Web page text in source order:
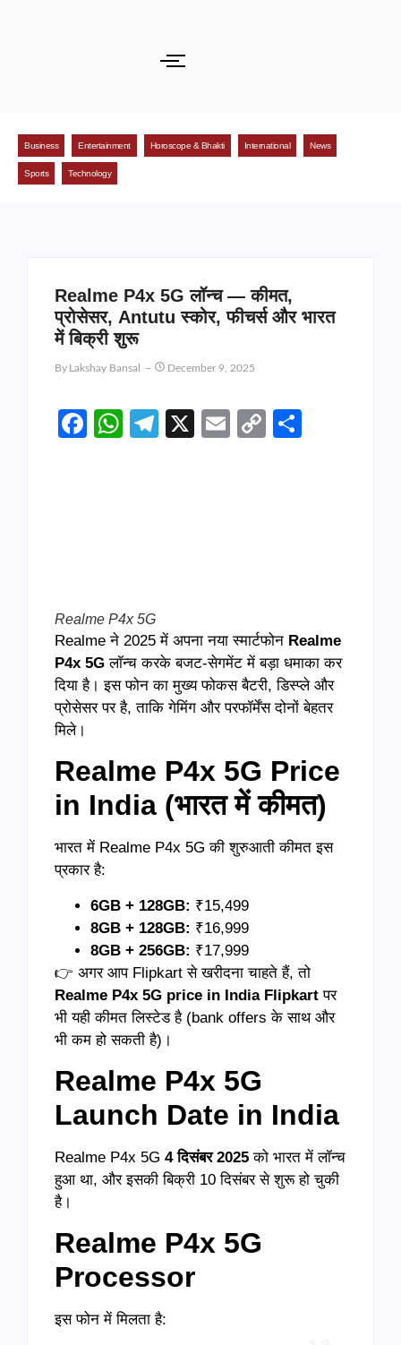
Business Entertainment Horoscope & Bhakti International News
Sports Technology
Realme P4x 5G लॉन्च — कीमत,
प्रोसेसर, Antutu स्कोर, फीचर्स और भारत
में बिक्री शुरू
By Lakshay Bansal December 9, 2025
Facebook
WhatsApp
Telegram
X EmailCopy
Realme P4x 5G
Realme ने 2025 में अपना नया स्मार्टफोन Realme
P4x 5G लॉन्च करके बजट-सेगमेंट में बड़ा धमाका कर
दिया है। इस फोन का मुख्य फोकस बैटरी, डिस्प्ले और
प्रोसेसर पर है, ताकि गेमिंग और परफॉर्मेंस दोनों बेहतर
मिले।
Realme P4x 5G Price
in India (भारत में कीमत)
भारत में Realme P4x 5G की शुरुआती कीमत इस
प्रकार है:
6GB + 128GB: ₹15,499
8GB + 128GB: ₹16,999
8GB + 256GB: ₹17,999
👉 अगर आप Flipkart से खरीदना चाहते हैं, तो
Realme P4x 5G price in India Flipkart पर
भी यही कीमत लिस्टेड है (bank offers के साथ और
भी कम हो सकती है)।
Realme P4x 5G
Launch Date in India
Realme P4x 5G 4दिसंबर 2025 को भारत में लॉन्च
हुआ था, और इसकी बिक्री 10 दिसंबर से शुरू हो चुकी
है।
Realme P4x 5G
Processor
इस फोन में मिलता है: